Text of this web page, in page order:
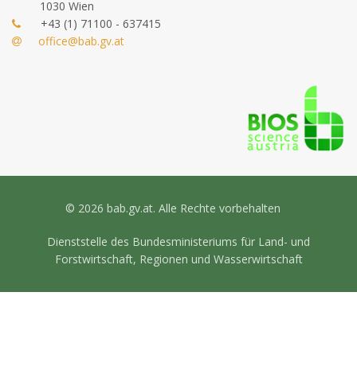
1030 Wien
+43 (1) 71100 - 637415
office@bab.gv.at
© 2026 bab.gv.at. Alle Rechte vorbehalten
Dienststelle des Bundesministeriums für Land- und
Forstwirtschaft, Regionen und Wasserwirtschaft